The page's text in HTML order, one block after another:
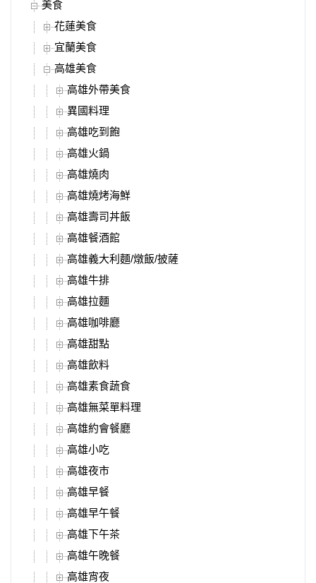
美食
花蓮美食
宜蘭美食
高雄美食
高雄外帶美食
異國料理
高雄吃到飽
高雄火鍋
高雄燒肉
高雄燒烤海鮮
高雄壽司丼飯
高雄餐酒館
高雄義大利麵/燉飯/披薩
高雄牛排
高雄拉麵
高雄咖啡廳
高雄甜點
高雄飲料
高雄素食蔬食
高雄無菜單料理
高雄約會餐廳
高雄小吃
高雄夜市
高雄早餐
高雄早午餐
高雄下午茶
高雄午晚餐
高雄宵夜